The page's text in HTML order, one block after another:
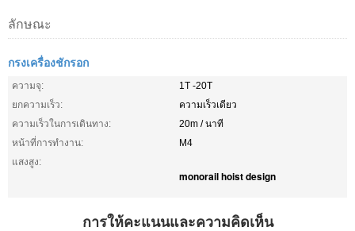
ลักษณะ
กรงเครื่องชักรอก
ความจุ:
1T -20T
ยกความเร็ว:
ความเร็วเดียว
ความเร็วในการเดินทาง:
20m / นาที
หน้าที่การทำงาน:
M4
แสงสูง:
monorail hoist design
การให้คะแนนและความคิดเห็น